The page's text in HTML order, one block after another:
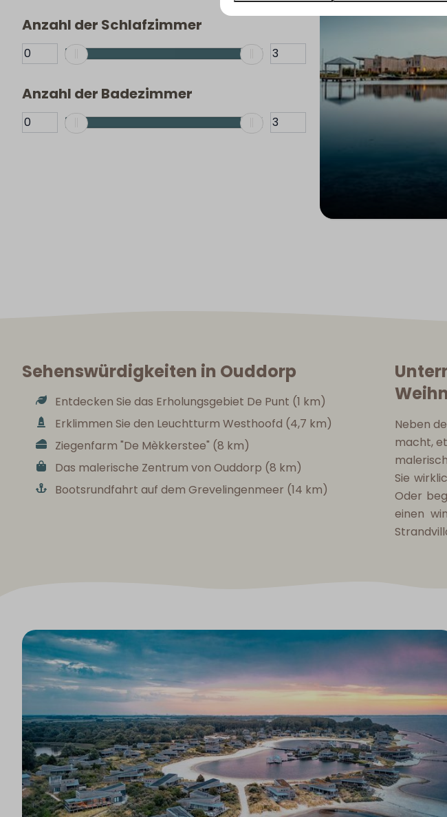
Eingezäunte Terrasse (11)
Anzahl der Schlafzimmer
Anzahl der Badezimmer
Sehenswürdigkeiten in Ouddorp
Entdecken Sie das Erholungsgebiet De Punt (1 km)
Erklimmen Sie den Leuchtturm Westhoofd (4,7 km)
Ziegenfarm "De Mèkkerstee" (8 km)
Das malerische Zentrum von Ouddorp (8 km)
Bootsrundfahrt auf dem Grevelingenmeer (14 km)
Neben
macht,
Sie
Oder
einen